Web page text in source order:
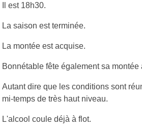
Il est 18h30.
La saison est terminée.
La montée est acquise.
Bonnétable fête également sa
Autant dire que les conditions sont
mi-temps de très haut niveau.
L'alcool coule déjà à flot.